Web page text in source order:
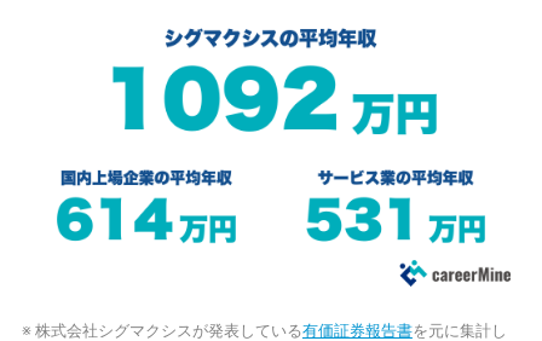
※ 株式会社シグマクシスが発表している有価証券報告書を元に集計し